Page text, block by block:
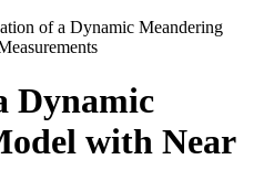
of a Dynamic Meandering
Dynamic
with Near